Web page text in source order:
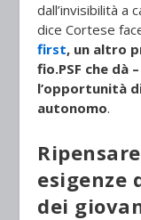
dall’invisibilità a
dice Cortese
first, un altro
fio.PSF che dà
l’opportunità
autonomo.
esigenze
dei